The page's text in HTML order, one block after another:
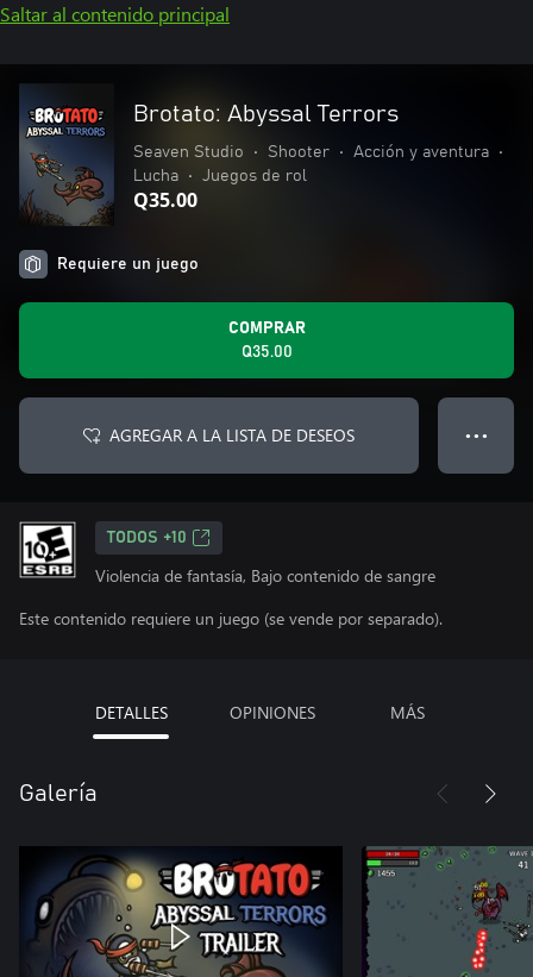
Saltar al contenido principal
Brotato: Abyssal Terrors
Seaven Studio • Shooter • Acción y aventura
•
Lucha
• Juegos de rol
Q35.00
Requiere un juego
COMPRAR
Q35.00
AGREGAR A LA LISTA DE DESEOS ● ● ●
TODOS +10
Violencia de fantasía, Bajo contenido de sangre
Este contenido requiere un juego (se vende por separado).
DETALLES OPINIONES MÁS
Galería